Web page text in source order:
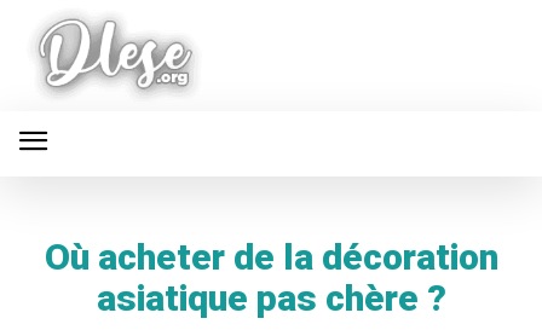
Où acheter de la décoration
asiatique pas chère ?